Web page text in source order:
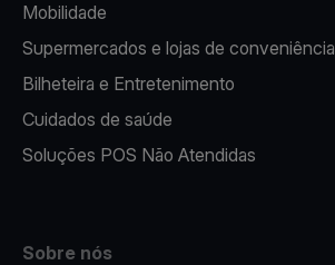
Mobilidade
Supermercados e lojas de conveniência
Bilheteira e Entretenimento
Cuidados de saúde
Soluções POS Não Atendidas
Sobre nós